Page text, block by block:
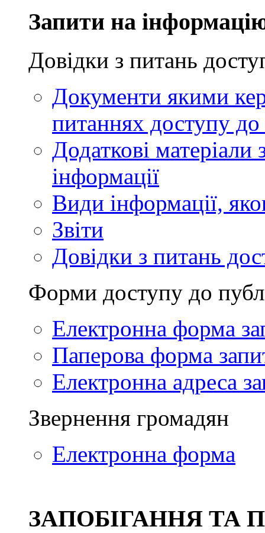
Запити на
Довідки з питань
Документи якими
питаннях доступу до
Додаткові матеріали
інформації
Види інформації,
Звіти
Довідки з питань
Форми доступу до
Електронна форма
Паперова форма
Електронна адреса
Звернення громадян
Електронна форма
ЗAПОБІГАННЯ ТА